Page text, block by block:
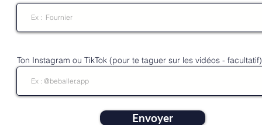
Ton Instagram ou TikTok (pour te taguer sur les vidéos - facultatif)
Envoyer